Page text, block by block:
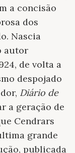
a concisão
dos
Nascia
autor
de volta a
despojado
Diário de
a geração de
Cendrars
grande
publicada